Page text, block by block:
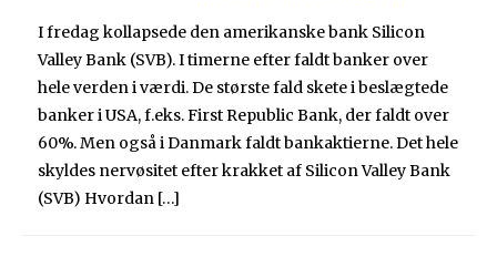
I fredag kollapsede den amerikanske bank Silicon
Valley Bank (SVB). I timerne efter faldt banker over
hele verden i værdi. De største fald skete i beslægtede
banker i USA, f.eks. First Republic Bank, der faldt over
60%. Men også i Danmark faldt bankaktierne. Det hele
skyldes nervøsitet efter krakket af Silicon Valley Bank
(SVB) Hvordan […]